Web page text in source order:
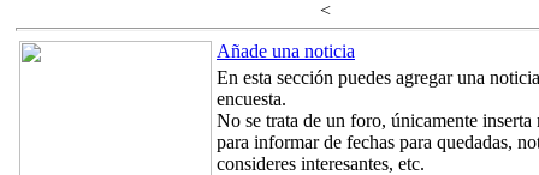
<
Añade una noticia
En esta sección puedes agregar una
encuesta.
No se trata de un foro, únicamente inserta
para informar de fechas para quedadas,
consideres interesantes, etc.